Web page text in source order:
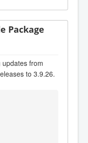
Package
from
to 3.9.26.